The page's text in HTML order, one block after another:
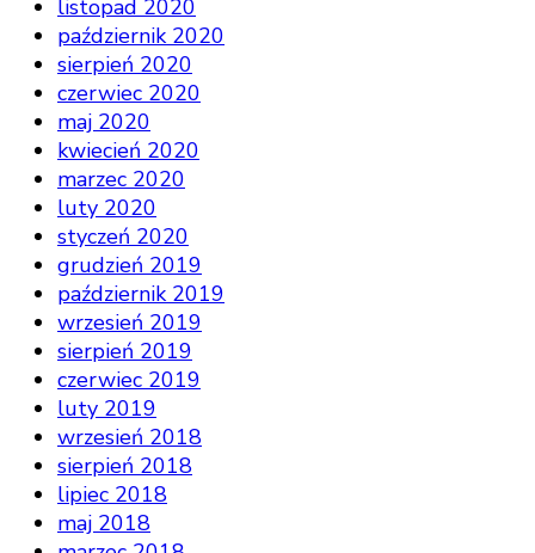
listopad 2020
październik 2020
sierpień 2020
czerwiec 2020
maj 2020
kwiecień 2020
marzec 2020
luty 2020
styczeń 2020
grudzień 2019
październik 2019
wrzesień 2019
sierpień 2019
czerwiec 2019
luty 2019
wrzesień 2018
sierpień 2018
lipiec 2018
maj 2018